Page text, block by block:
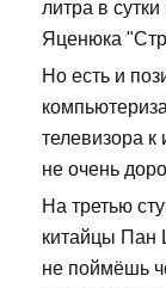
литра в
Яценюка
Но есть и
телевизора к
не очень
На третью
китайцы Пан
не поймёшь